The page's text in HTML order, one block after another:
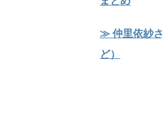
≫ 仲里依紗
ど）